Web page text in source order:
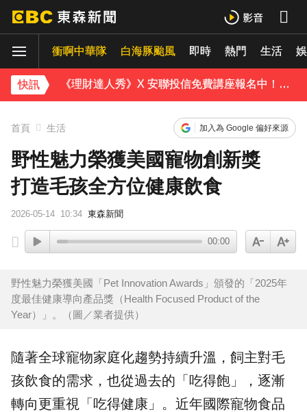
衝啊中華隊 白海豚颱風 即時 熱門 生活
快訊
下載東森App，隨時掌握天下大小事！
《理財達人秀》X 安聯投信免費講座報名中！搶先卡位 2027
首頁 生活 加入為 Google 偏好來源
野性魅力榮獲美國寵物創新獎
打造毛孩全方位健康飲食
2026-05-14 10:34 東森新聞
00:00
野性魅力榮獲美國「Pet Innovation Awards」頒發的「2025年
度最佳健康導向產品獎（Health Focused Product of the
Year）」。（圖／業者提供）
隨著全球寵物家庭化趨勢持續升溫，飼主對毛
孩飲食的需求，也從過去的「吃得飽」，逐漸
轉向更重視「吃得健康」。近年國際寵物食品